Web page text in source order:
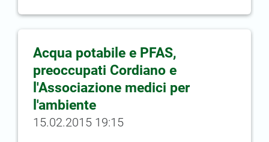
Acqua potabile e PFAS,
preoccupati Cordiano e
l'Associazione medici per
l'ambiente
15.02.2015 19:15